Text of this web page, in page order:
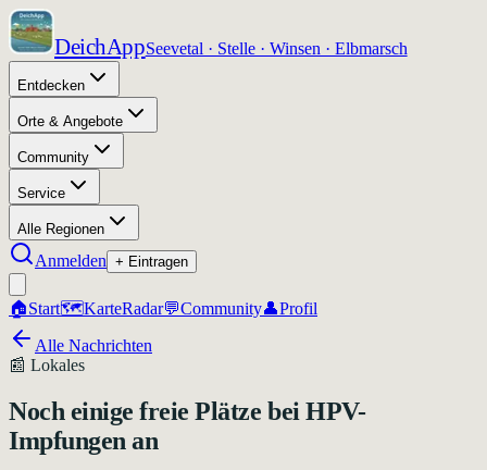
DeichAppSeevetal · Stelle · Winsen · Elbmarsch
Entdecken
Orte & Angebote
Community
Service
Alle Regionen
Anmelden + Eintragen
🏠Start🗺️KarteRadar💬Community👤Profil
Alle Nachrichten
📰 Lokales
Noch einige freie Plätze bei HPV-
Impfungen an